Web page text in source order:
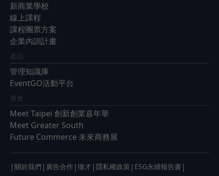
新商業學校
線上課程
課程團票方案
企業內訓計畫
產品
管理知識庫
EventGO活動平台
展會
Meet Taipei 創新創業嘉年華
Meet Greater South
Future Commerce 未來商務展
| 關於我們 | 廣告合作 | 徵才 | 隱私權政策 | ESG永續報告書 |